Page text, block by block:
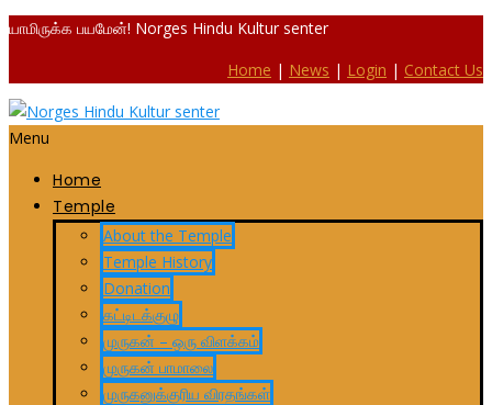
யாமிருக்க பயமேன்! Norges Hindu Kultur senter
Home | News | Login | Contact Us
Menu
Home
Temple
About the Temple
Temple History
Donation
கட்டிடக்குழு
முருகன் – ஒரு விளக்கம்
முருகன் பாமாலை
முருகனுக்குரிய விரதங்கள்